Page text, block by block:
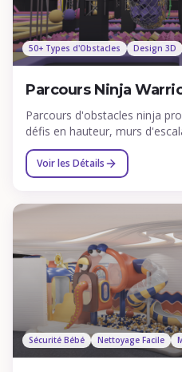
50+ Types d'Obstacles Design 3D
Parcours Ninja
Parcours d'obstacles ninja
défis en hauteur, murs
cordes, poutres d'équilibre et
d'aventure.
Voir les Détails
Sécurité Bébé Nettoyage Facile